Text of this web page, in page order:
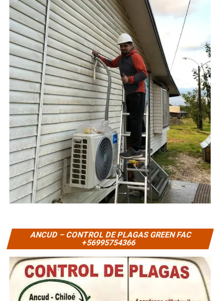
ANCUD – CONTROL DE PLAGAS GREEN FAC
+56995754366